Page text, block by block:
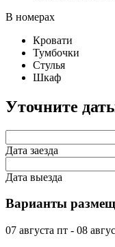
В номерах
Кровати
Тумбочки
Стулья
Шкаф
Уточните
Дата заезда
Дата выезда
Варианты
07 августа пт - 08